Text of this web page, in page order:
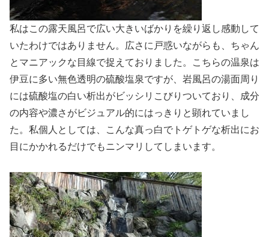
私はこの露天風呂で広い大きいばかりを繰り返し感動して
いたわけではありません。広さに戸惑いながらも、ちゃん
とマニアックな目線で捉えておりました。こちらの温泉は
伊豆に多い無色透明の硫酸塩泉ですが、岩風呂の湯面周り
には硫酸塩の白い析出がビッシリこびりついており、成分
の内容や濃さがビジュアル的にはっきりと顕れていまし
た。私個人としては、こんな真っ白でトゲトゲな析出にお
目にかかれるだけでもニンマリしてしまいます。